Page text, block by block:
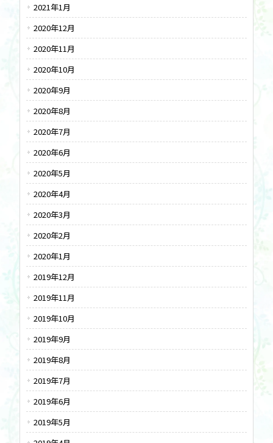
2021年1月
2020年12月
2020年11月
2020年10月
2020年9月
2020年8月
2020年7月
2020年6月
2020年5月
2020年4月
2020年3月
2020年2月
2020年1月
2019年12月
2019年11月
2019年10月
2019年9月
2019年8月
2019年7月
2019年6月
2019年5月